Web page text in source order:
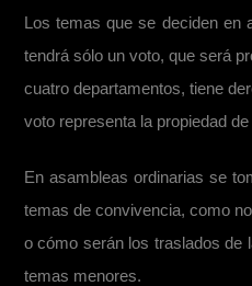
Los temas que se deciden en
tendrá sólo un voto, que será
cuatro departamentos, tiene
voto representa la propiedad
En asambleas ordinarias se
temas de convivencia, como
o cómo serán los traslados de
temas menores.